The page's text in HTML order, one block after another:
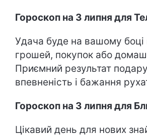
Гороскоп на 3 липня для
Удача буде на вашому боці
грошей, покупок або
Приємний результат
впевненість і бажання
Гороскоп на 3 липня для
Цікавий день для нових